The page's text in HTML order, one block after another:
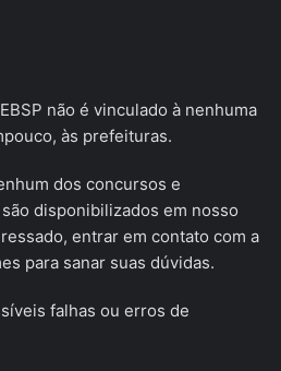
não é vinculado à nenhuma
às prefeituras.
dos concursos e
disponibilizados em nosso
entrar em contato com a
para sanar suas dúvidas.
falhas ou erros de